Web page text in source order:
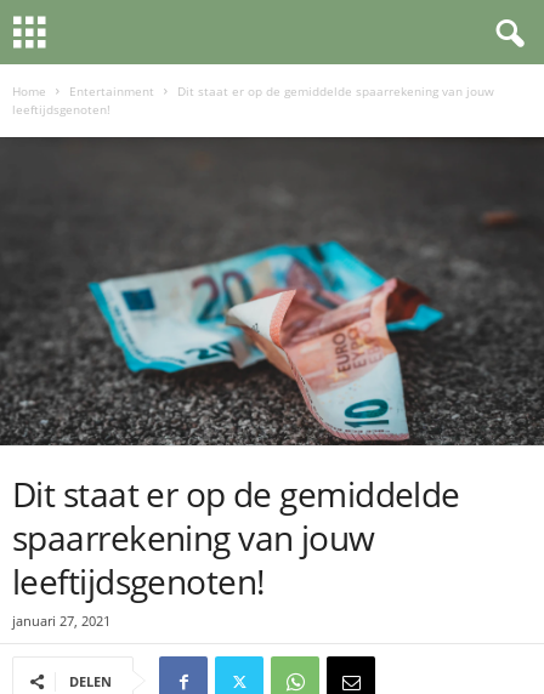
Home Entertainment
Dit staat er op de gemiddelde spaarrekening van jouw
leeftijdsgenoten!
Dit staat er op de gemiddelde
spaarrekening van jouw
leeftijdsgenoten!
januari 27, 2021
DELEN